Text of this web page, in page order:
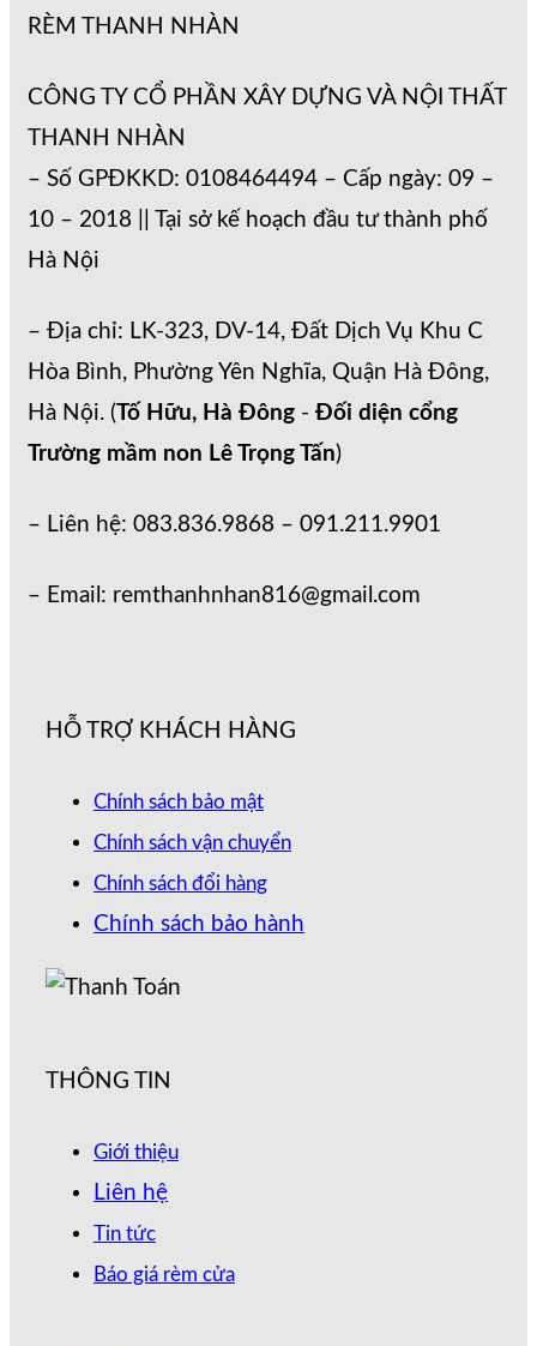
RÈM THANH NHÀN
CÔNG TY CỔ PHẦN XÂY DỰNG VÀ NỘI THẤT
THANH NHÀN
– Số GPĐKKD: 0108464494 – Cấp ngày: 09 –
10 – 2018 || Tại sở kế hoạch đầu tư thành phố
Hà Nội
– Địa chỉ: LK-323, DV-14, Đất Dịch Vụ Khu C
Hòa Bình, Phường Yên Nghĩa, Quận Hà Đông,
Hà Nội. (Tố Hữu, Hà Đông - Đối diện cổng
Trường mầm non Lê Trọng Tấn)
– Liên hệ: 083.836.9868 – 091.211.9901
– Email: remthanhnhan816@gmail.com
HỖ TRỢ KHÁCH HÀNG
Chính sách bảo mật
Chính sách vận chuyển
Chính sách đổi hàng
Chính sách bảo hành
THÔNG TIN
Giới thiệu
Liên hệ
Tin tức
Báo giá rèm cửa